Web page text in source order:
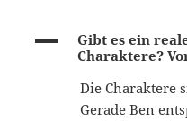
A
Gibt es ein
Charaktere?
Die Charaktere
Gerade Ben